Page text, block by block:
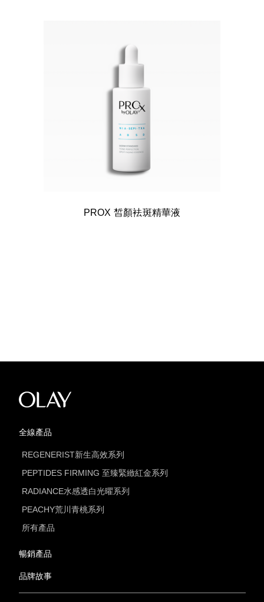
PROX 皙顏袪斑精華液
全線產品
REGENERIST新生高效系列
PEPTIDES FIRMING 至臻緊緻紅金系列
RADIANCE水感透白光曜系列
PEACHY荒川青桃系列
所有產品
暢銷產品
品牌故事